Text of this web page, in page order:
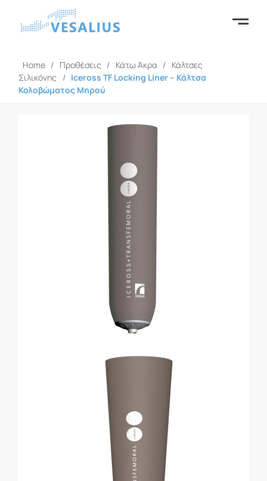
Home / Προθέσεις / Κάτω Άκρα / Κάλτσες
Σιλικόνης
/ Iceross TF Locking Liner – Κάλτσα
Κολοβώματος Μηρού